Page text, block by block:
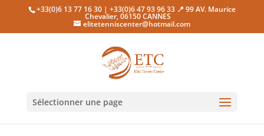
+33(0)6 13 77 16 30 | +33(0)6 47 93 96 33 📍 99 AV. Maurice
Chevalier, 06150 CANNES
elitetenniscenter@hotmail.com
Sélectionner une page